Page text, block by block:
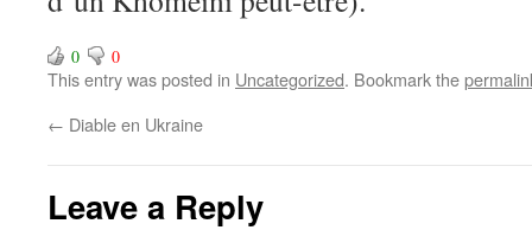
0 0
This entry was posted in Uncategorized. Bookmark the
← Diable en Ukraine
Leave a Reply